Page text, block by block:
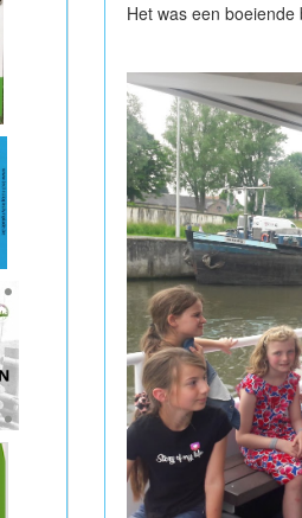
Het was een boeiende